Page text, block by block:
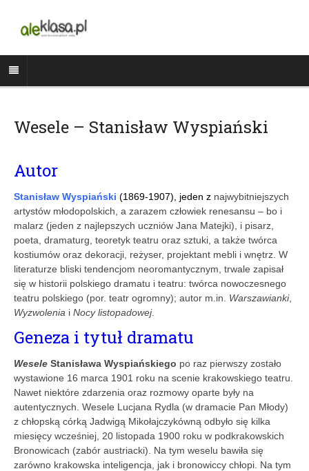
Wesele – Stanisław Wyspiański
Autor
Stanisław Wyspiański (1869-1907), jeden z najwybitniejszych
artystów młodopolskich, a zarazem człowiek renesansu – bo i
malarz (jeden z najlepszych uczniów Jana Matejki), i pisarz,
poeta, dramaturg, teoretyk teatru oraz sztuki, a także twórca
kostiumów oraz dekoracji, reżyser, projektant mebli i wnętrz. W
literaturze bliski tendencjom neoromantycznym, trwale zapisał
się w historii polskiego dramatu i teatru: twórca nowoczesnego
teatru polskiego (por. teatr ogromny); autor m.in. Warszawianki,
Wyzwolenia i Nocy listopadowej.
Geneza i tytuł dramatu
Wesele Stanisława Wyspiańskiego po raz pierwszy zostało
wystawione 16 marca 1901 roku na scenie krakowskiego teatru.
Nawet niektóre zdarzenia oraz rozmowy oparte były na
autentycznych. Wesele Lucjana Rydla (w dramacie Pan Młody)
z chłopską córką Jadwigą Mikołajczykówną odbyło się kilka
miesięcy wcześniej, 20 listopada 1900 roku w podkrakowskich
Bronowicach (zabór austriacki). Na tym weselu bawiła się
zarówno krakowska inteligencja, jak i bronowiccy chłopi. Na tym